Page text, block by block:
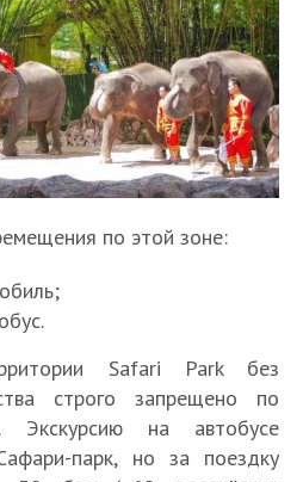
по этой зоне:
Safari Park без
строго запрещено по
Экскурсию на автобусе
парк, но за поездку